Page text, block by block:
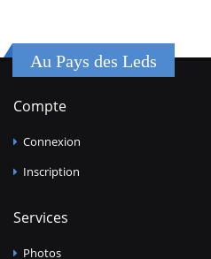
Au Pays des Leds
Compte
Connexion
Inscription
Services
Photos